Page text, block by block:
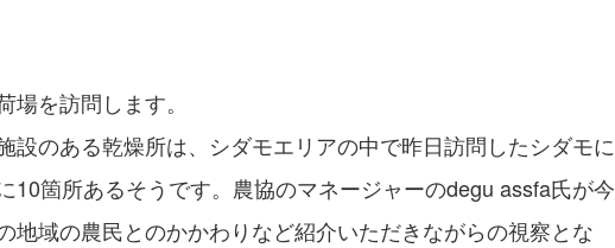
を訪問します。
設のある乾燥所は、シダモエリアの中で昨日訪問したシダモに
10箇所あるそうです。農協のマネージャーのdegu assfa氏が今
地域の農民とのかかわりなど紹介いただきながらの視察とな